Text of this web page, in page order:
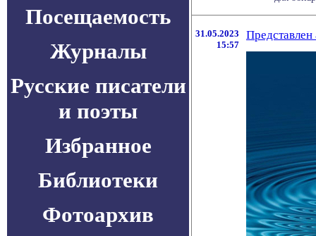
Посещаемость
Журналы
Русские писатели
и поэты
Избранное
Библиотеки
Фотоархив
31.05.2023
15:57